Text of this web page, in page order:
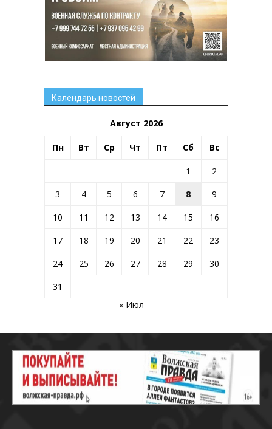
Календарь новостей
Август 2026
Пн Вт Ср Чт Пт Сб Вс
1
2
3
4 5 6 7 8
9
10
11 12 13 14 15
16
17
18 19 20 21 22
23
24
25 26 27 28 29
30
31
« Июл